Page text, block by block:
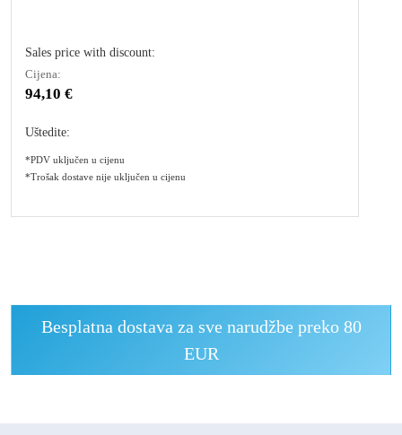
Sales price with discount:
Cijena:
94,10 €
Uštedite:
*PDV uključen u cijenu
*Trošak dostave nije uključen u cijenu
Besplatna dostava za sve narudžbe preko 80
EUR